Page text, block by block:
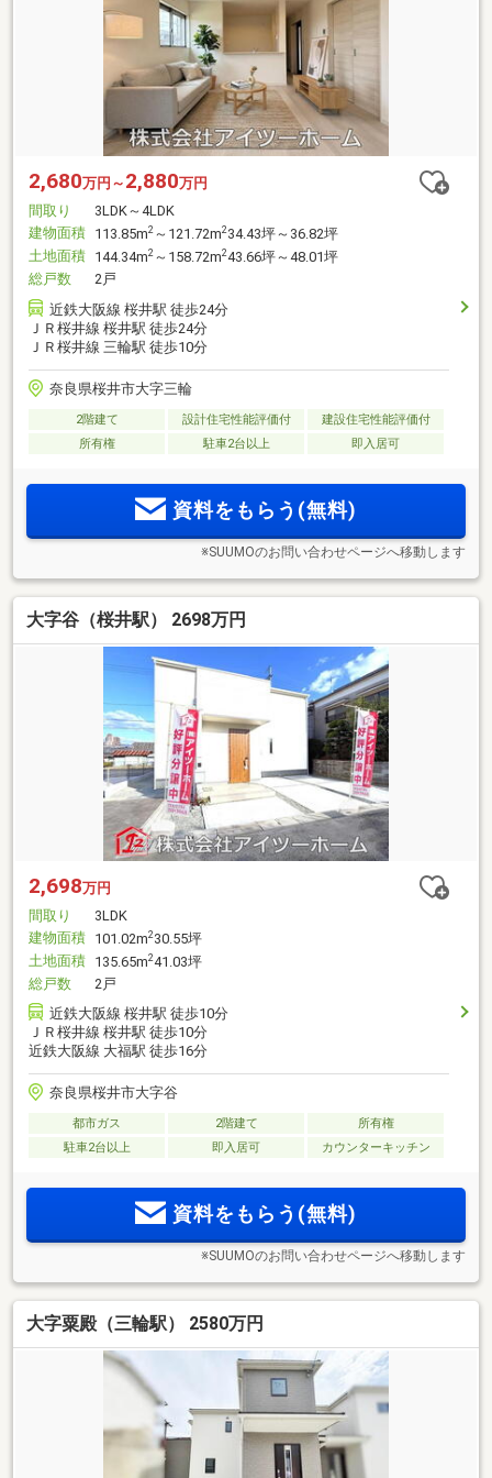
2,680万円～ 2,880万円
間取り
3LDK～4LDK
建物面積 113.85m2 ～121.72m234.43坪～36.82坪
土地面積 144.34m2 ～158.72m243.66坪～48.01坪
総戸数
2戸
近鉄大阪線 桜井駅 徒歩24分
ＪＲ桜井線 桜井駅 徒歩24分
ＪＲ桜井線 三輪駅 徒歩10分
奈良県桜井市大字三輪
2階建て 設計住宅性能評価付
建設住宅性能評価付
所有権
駐車2台以上 即入居可
資料をもらう(無料)
※SUUMOのお問い合わせページへ移動します
大字谷（桜井駅） 2698万円
2,698万円
間取り
3LDK
建物面積 101.02m2 30.55坪
土地面積 135.65m241.03坪
総戸数
2戸
近鉄大阪線 桜井駅 徒歩10分
ＪＲ桜井線 桜井駅 徒歩10分
近鉄大阪線 大福駅 徒歩16分
奈良県桜井市大字谷
都市ガス 2階建て
所有権
駐車2台以上
即入居可 カウンターキッチン
資料をもらう(無料)
※SUUMOのお問い合わせページへ移動します
大字粟殿（三輪駅） 2580万円